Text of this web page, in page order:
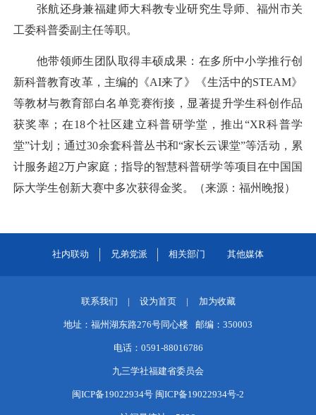
张航还身兼福建师大科教专业研究生导师、福州市关
工委科普委副主任等职。
他带领师生团队取得丰硕成果：在多所中小学推行创
新科普教育改革，主编的《AI来了》《生活中的STEAM》
等教材与教育部白名单竞赛衔接，显著提升学生科创作品
获奖率；在18个社区建立科普研学堂，推出“XR科普学
堂”计划；通过30余套科普丛书和“家长云课堂”等活动，累
计服务超2万户家庭；指导的智慧科普研学等项目在中国国
际大学生创新大赛中多次获得金奖。（来源：福州晚报）
社内联动 兄弟党派 相关部门 其他媒体
联系我们 | 设为首页 | 加为收藏
地址：福州湖东路276号同心楼 邮编：350003
电话：0591-88016786
九三学社福建省委员会
闽ICP备19022934号 闽ICP备19022934号-2